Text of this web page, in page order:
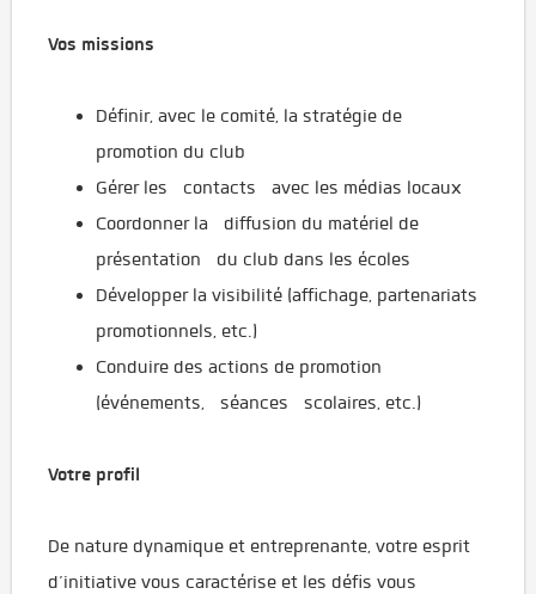
Vos missions
Définir, avec le comité, la stratégie de
promotion du club
Gérer les contacts avec les médias locaux
Coordonner la diffusion du matériel de
présentation du club dans les écoles
Développer la visibilité (affichage, partenariats
promotionnels, etc.)
Conduire des actions de promotion
(événements, séances scolaires, etc.)
Votre profil
De nature dynamique et entreprenante, votre esprit
d’initiative vous caractérise et les défis vous